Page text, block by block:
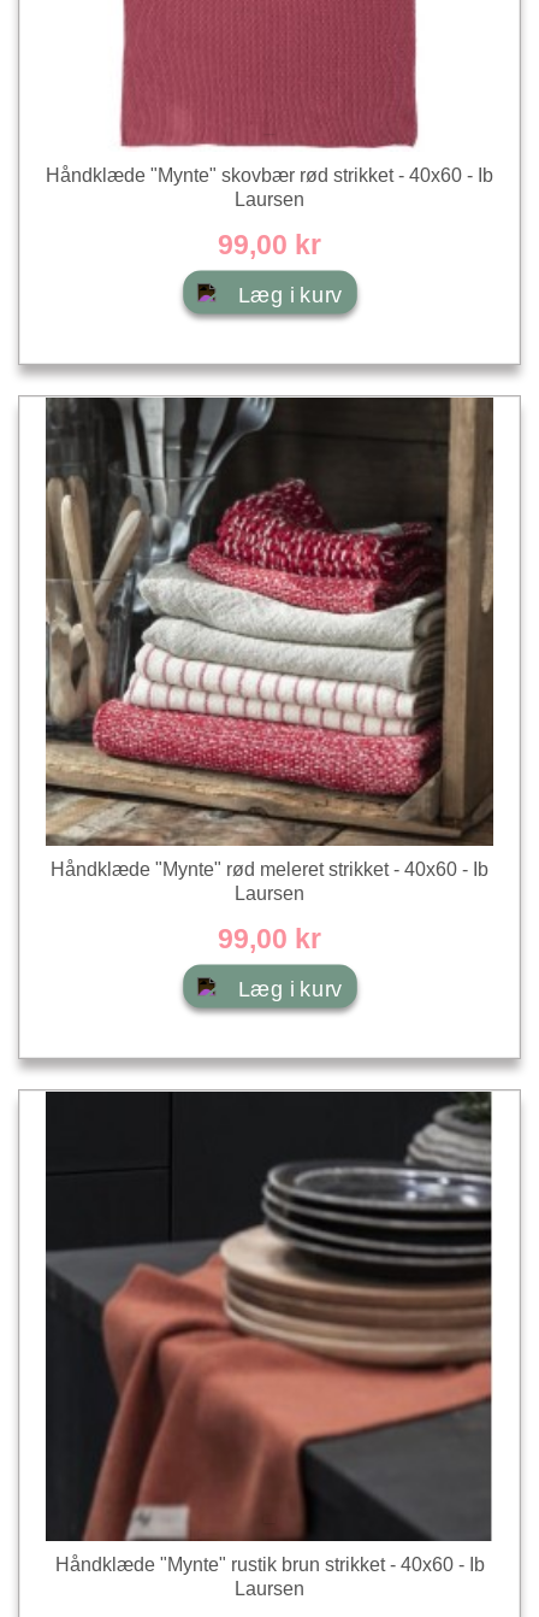
Håndklæde "Mynte" skovbær rød strikket - 40x60 - Ib
Laursen
99,00 kr
Læg i kurv
Håndklæde "Mynte" rød meleret strikket - 40x60 - Ib
Laursen
99,00 kr
Læg i kurv
Håndklæde "Mynte" rustik brun strikket - 40x60 - Ib
Laursen